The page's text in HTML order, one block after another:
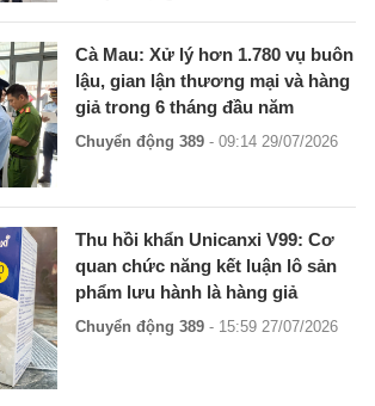
Cà Mau: Xử lý hơn 1.780 vụ buôn
lậu, gian lận thương mại và hàng
giả trong 6 tháng đầu năm
Chuyển động 389 - 09:14 29/07/2026
Thu hồi khẩn Unicanxi V99: Cơ
quan chức năng kết luận lô sản
phẩm lưu hành là hàng giả
Chuyển động 389 - 15:59 27/07/2026